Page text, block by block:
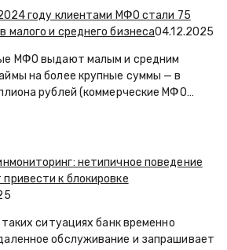
году клиентами МФО стали 75
малого и среднего бизнеса04.12.2025
МФО выдают малым и средним
на более крупные суммы — в
рублей (коммерческие МФО…
нетипичное поведение
к блокировке
таких ситуациях банк временно
обслуживание и запрашивает